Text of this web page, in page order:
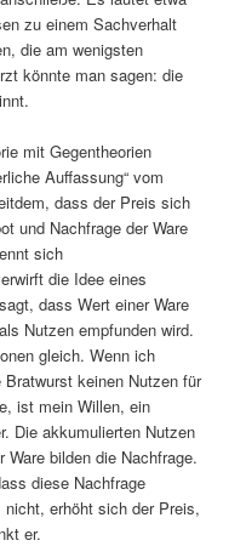
zu einem Sachverhalt
die am wenigsten
könnte man sagen: die
mit Gegentheorien
Auffassung“ vom
dass der Preis sich
und Nachfrage der Ware
sich
die Idee eines
dass Wert einer Ware
Nutzen empfunden wird.
gleich. Wenn ich
keinen Nutzen für
ist mein Willen, ein
Die akkumulierten Nutzen
bilden die Nachfrage.
diese Nachfrage
erhöht sich der Preis,
er.